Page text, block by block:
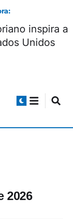
inspira a
Unidos
2026